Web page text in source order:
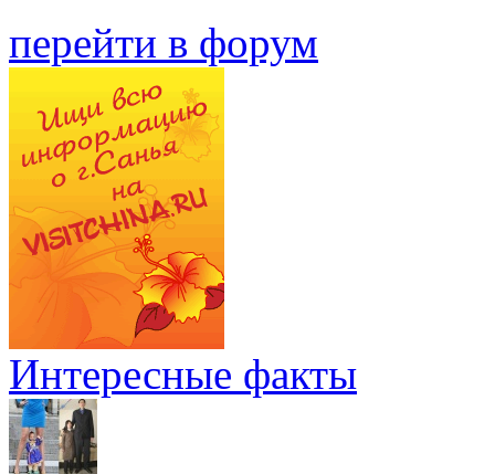
перейти в форум
Интересные факты